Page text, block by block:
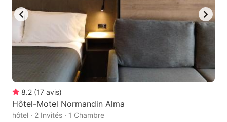
8.2 (17 avis)
Hôtel-Motel Normandin Alma
hôtel · 2 Invités · 1 Chambre